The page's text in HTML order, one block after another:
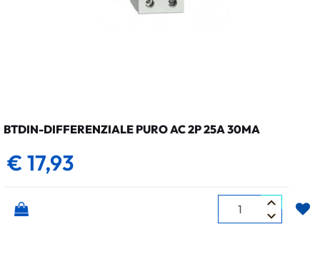
BTDIN-DIFFERENZIALE PURO AC 2P 25A 30MA
€ 17,93
Quantità